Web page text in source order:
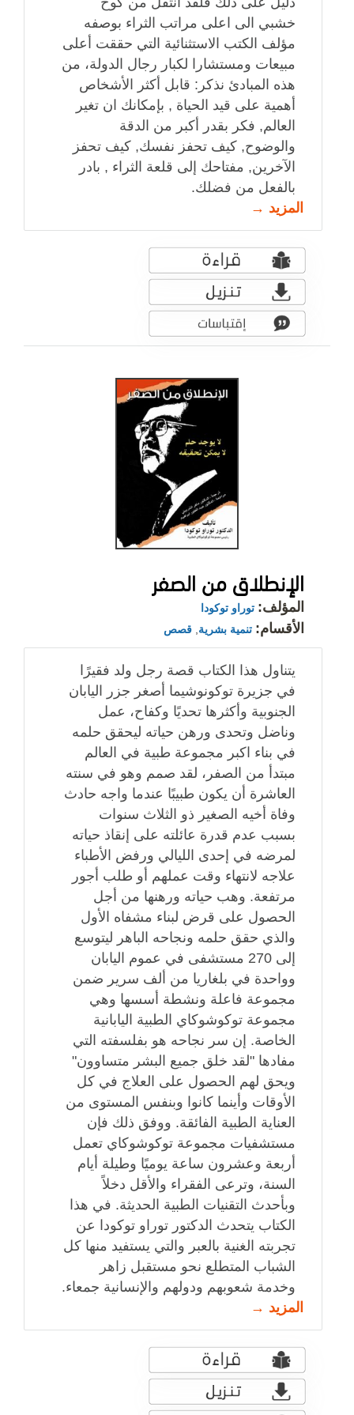
خشبي الى اعلى مراتب الثراء بوصفه
مؤلف الكتب الاستثنائية التي حققت أعلى
مبيعات ومستشارا لكبار رجال الدولة، من
هذه المبادئ نذكر: قابل أكثر الأشخاص
أهمية على قيد الحياة , بإمكانك ان تغير
العالم, فكر بقدر أكبر من الدقة
والوضوح, كيف تحفز نفسك, كيف تحفز
الآخرين, مفتاحك إلى قلعة الثراء , بادر
بالفعل من فضلك.
المزيد →
الإنطلاق من الصفر
المؤلف: توراو توكودا
الأقسام: تنمية بشرية, قصص
يتناول هذا الكتاب قصة رجل ولد فقيرًا
في جزيرة توكونوشيما أصغر جزر اليابان
الجنوبية وأكثرها تحديًا وكفاح، عمل
وناضل وتحدى ورهن حياته ليحقق حلمه
في بناء اكبر مجموعة طبية في العالم
مبتدأ من الصفر، لقد صمم وهو في سنته
العاشرة أن يكون طبيبًا عندما واجه حادث
وفاة أخيه الصغير ذو الثلاث سنوات
بسبب عدم قدرة عائلته على إنقاذ حياته
لمرضه في إحدى الليالي ورفض الأطباء
علاجه لانتهاء وقت عملهم أو طلب أجور
مرتفعة. وهب حياته ورهنها من أجل
الحصول على قرض لبناء مشفاه الأول
والذي حقق حلمه ونجاحه الباهر ليتوسع
إلى 270 مستشفى في عموم اليابان
وواحدة في بلغاريا من ألف سرير ضمن
مجموعة فاعلة ونشطة أسسها وهي
مجموعة توكوشوكاي الطبية اليابانية
الخاصة. إن سر نجاحه هو بفلسفته التي
مفادها "لقد خلق جميع البشر متساوون"
ويحق لهم الحصول على العلاج في كل
الأوقات وأينما كانوا وبنفس المستوى من
العناية الطبية الفائقة. ووفق ذلك فإن
مستشفيات مجموعة توكوشوكاي تعمل
أربعة وعشرون ساعة يوميًا وطيلة أيام
السنة، وترعى الفقراء والأقل دخلاً
وبأحدث التقنيات الطبية الحديثة. في هذا
الكتاب يتحدث الدكتور توراو توكودا عن
تجربته الغنية بالعبر والتي يستفيد منها كل
الشباب المتطلع نحو مستقبل زاهر
وخدمة شعوبهم ودولهم والإنسانية جمعاء.
المزيد →